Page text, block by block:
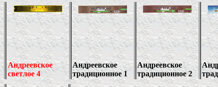
Андреевское
светлое 4
Андреевское
традиционное 1
Андреевское
традиционное 2